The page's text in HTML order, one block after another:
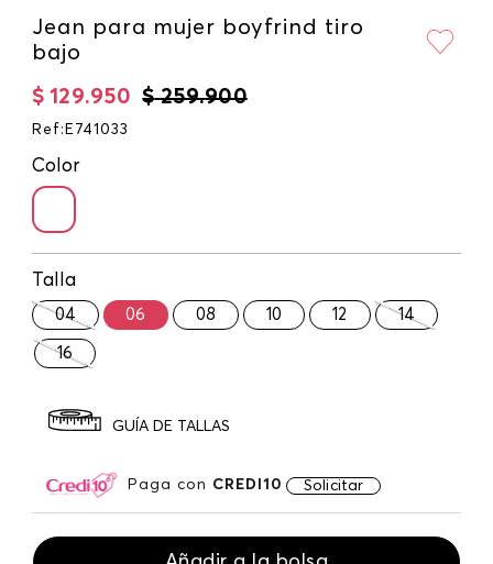
Jean para mujer boyfrind tiro
bajo
$ 259.900
$ 129.950
Ref : E741033
Color
Talla
04 06 08 10 12 14
16
GUÍA DE TALLAS
Paga con CREDI10 Solicitar